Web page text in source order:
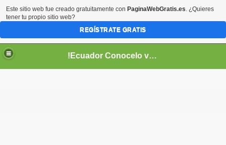
!Ecuador Conocelo vivelo!
Este sitio web fue creado gratuitamente con PaginaWebGratis.es. ¿Quieres
tener tu propio sitio web?
REGÍSTRATE GRATIS